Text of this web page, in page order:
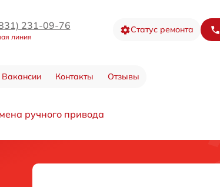
231-09-76
линия
Статус ремонта
Вакансии Контакты Отзывы
ручного привода